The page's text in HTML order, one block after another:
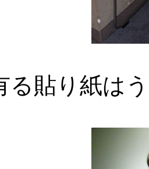
る貼り紙は